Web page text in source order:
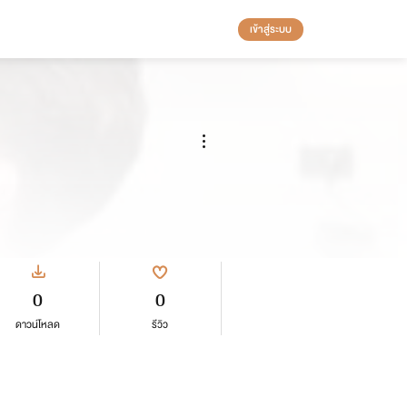
เข้าสู่ระบบ
0
ดาวน์โหลด
0
รีวิว